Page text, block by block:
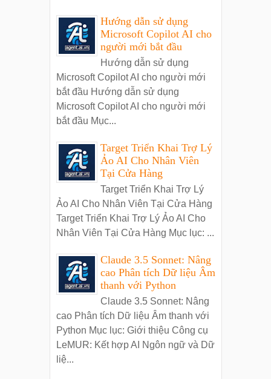
Hướng dẫn sử dụng
Microsoft Copilot AI cho
người mới bắt đầu
Hướng dẫn sử dụng
Microsoft Copilot AI cho người mới
bắt đầu Hướng dẫn sử dụng
Microsoft Copilot AI cho người mới
bắt đầu Mục...
Target Triển Khai Trợ Lý
Ảo AI Cho Nhân Viên
Tại Cửa Hàng
Target Triển Khai Trợ Lý
Ảo AI Cho Nhân Viên Tại Cửa Hàng
Target Triển Khai Trợ Lý Ảo AI Cho
Nhân Viên Tại Cửa Hàng Mục lục: ...
Claude 3.5 Sonnet: Nâng
cao Phân tích Dữ liệu Âm
thanh với Python
Claude 3.5 Sonnet: Nâng
cao Phân tích Dữ liệu Âm thanh với
Python Mục lục: Giới thiệu Công cụ
LeMUR: Kết hợp AI Ngôn ngữ và Dữ
liệ...